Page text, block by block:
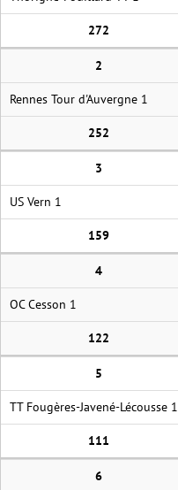
272
2
Rennes Tour d'Auvergne 1
252
3
US Vern 1
159
4
OC Cesson 1
122
5
TT Fougères-Javené-Lécousse 1
111
6